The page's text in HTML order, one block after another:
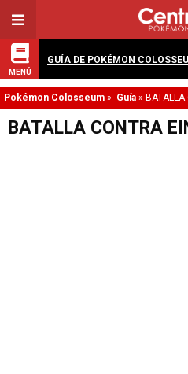
MENÚ
GUÍA DE POKÉMON
Pokémon Colosseum » Guía » BATALLA
BATALLA CONTRA